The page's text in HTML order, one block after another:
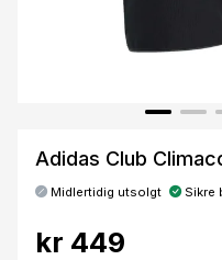
Adidas Club
Midlertidig utsolgt Sikre
kr 449